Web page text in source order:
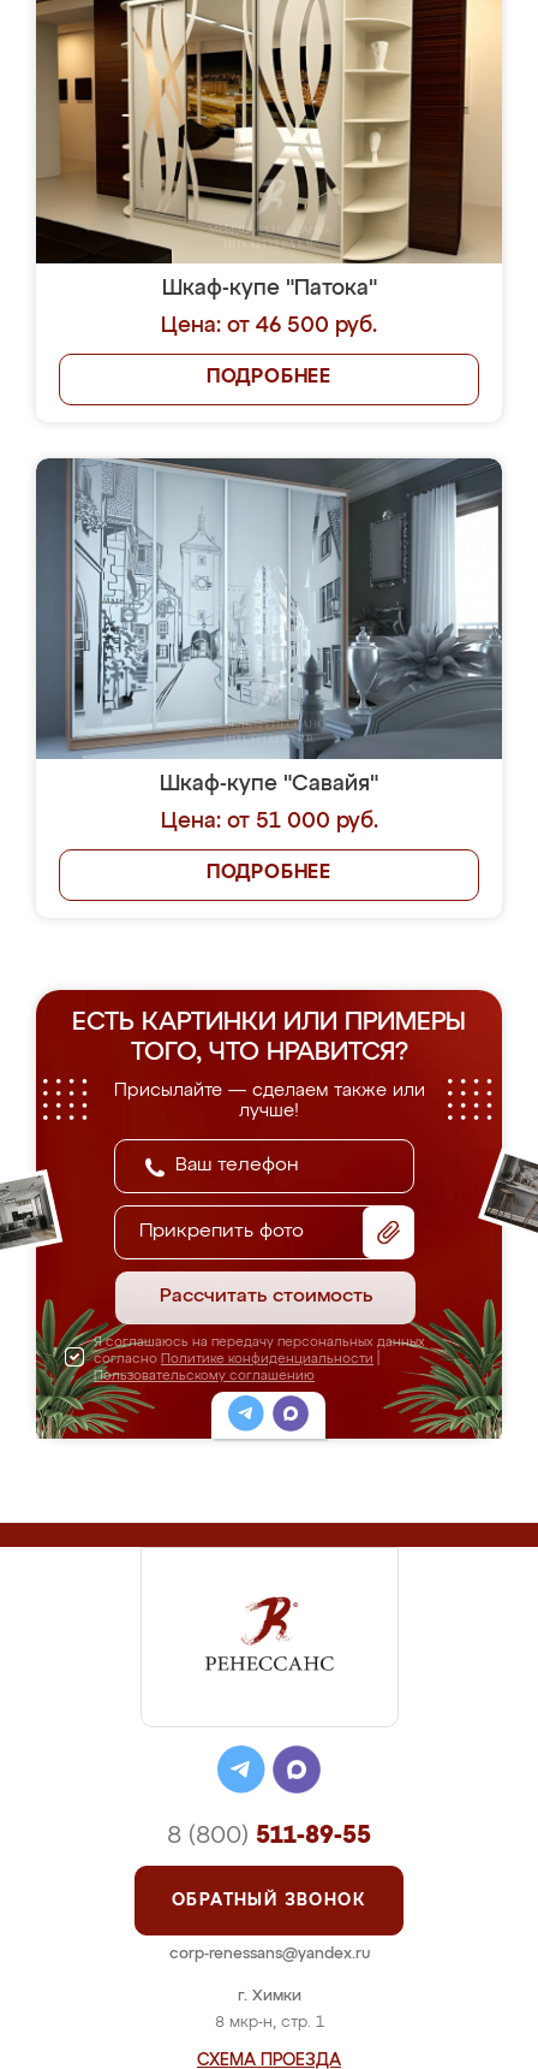
Шкаф-купе "Патока"
Цена: от 46 500 руб.
ПОДРОБНЕЕ
Шкаф-купе "Савайя"
Цена: от 51 000 руб.
ПОДРОБНЕЕ
ЕСТЬ КАРТИНКИ ИЛИ ПРИМЕРЫ
ТОГО, ЧТО НРАВИТСЯ?
Присылайте — сделаем также или
лучше!
Прикрепить фото
Рассчитать стоимость
Я соглашаюсь на передачу персональных данных
согласно Политике конфиденциальности
Пользовательскому соглашению
г. Химки
8 мкр-н, стр. 1
СХЕМА ПРОЕЗДА
8 (800) 511-89-55
ОБРАТНЫЙ ЗВОНОК
corp-renessans@yandex.ru